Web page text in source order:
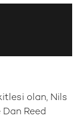
olan, Nils
Reed